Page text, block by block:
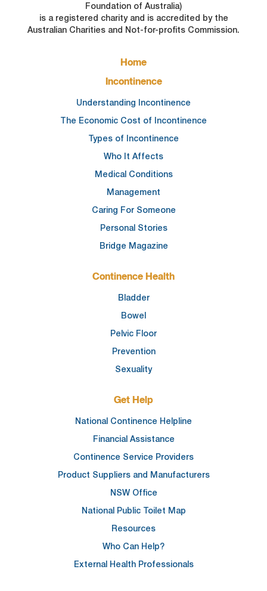
Foundation of Australia)
is a registered charity and is accredited by the
Australian Charities and Not-for-profits Commission.
Home
Incontinence
Understanding Incontinence
The Economic Cost of Incontinence
Types of Incontinence
Who It Affects
Medical Conditions
Management
Caring For Someone
Personal Stories
Bridge Magazine
Continence Health
Bladder
Bowel
Pelvic Floor
Prevention
Sexuality
Get Help
National Continence Helpline
Financial Assistance
Continence Service Providers
Product Suppliers and Manufacturers
NSW Office
National Public Toilet Map
Resources
Who Can Help?
External Health Professionals